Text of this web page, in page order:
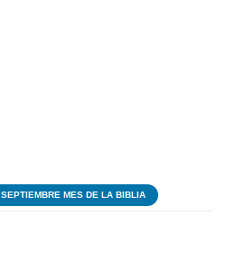
SEPTIEMBRE MES DE LA BIBLIA